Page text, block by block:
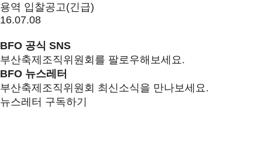
용역 입찰공고(긴급)
16.07.08
BFO 공식 SNS
부산축제조직위원회를 팔로우해보세요.
BFO 뉴스레터
부산축제조직위원회 최신소식을 만나보세요.
뉴스레터 구독하기